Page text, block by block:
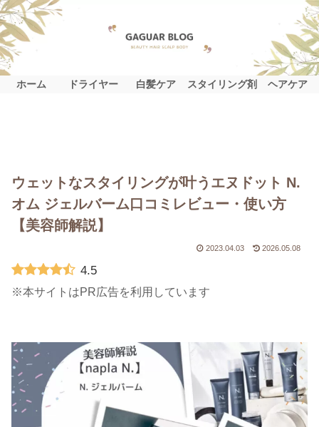
ホーム ドライヤー 白髪ケア スタイリング剤 ヘアケア
ウェットなスタイリングが叶うエヌドット N.
オム ジェルバーム口コミレビュー・使い方
【美容師解説】
2023.04.03 2026.05.08
4.5
※本サイトはPR広告を利用しています